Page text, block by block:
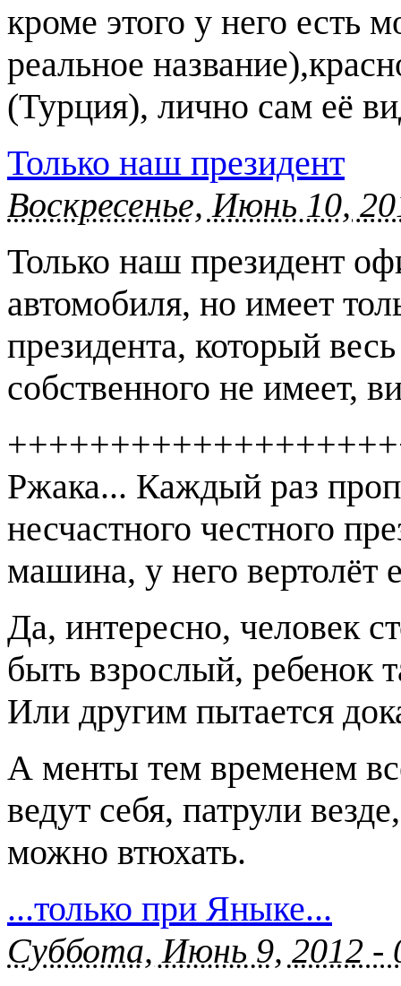
кроме этого у него
реальное
(Турция), лично сам её
Только наш президент
Воскресенье, Июнь 10,
Только наш президент
автомобиля, но имеет
президента, который
собственного не имеет,
Ржака... Каждый раз
несчастного честного
машина, у него вертолёт
Да, интересно, человек
быть взрослый, ребенок
Или другим пытается
А менты тем временем
ведут себя, патрули
можно втюхать.
...только при Яныке...
Суббота, Июнь 9, 2012 -